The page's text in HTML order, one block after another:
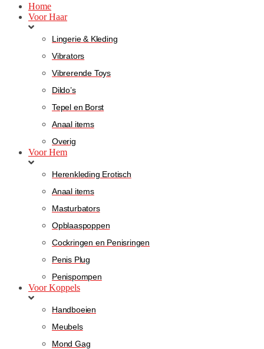
Home
Voor Haar
Lingerie & Kleding
Vibrators
Vibrerende Toys
Dildo’s
Tepel en Borst
Anaal items
Overig
Voor Hem
Herenkleding Erotisch
Anaal items
Masturbators
Opblaaspoppen
Cockringen en Penisringen
Penis Plug
Penispompen
Voor Koppels
Handboeien
Meubels
Mond Gag